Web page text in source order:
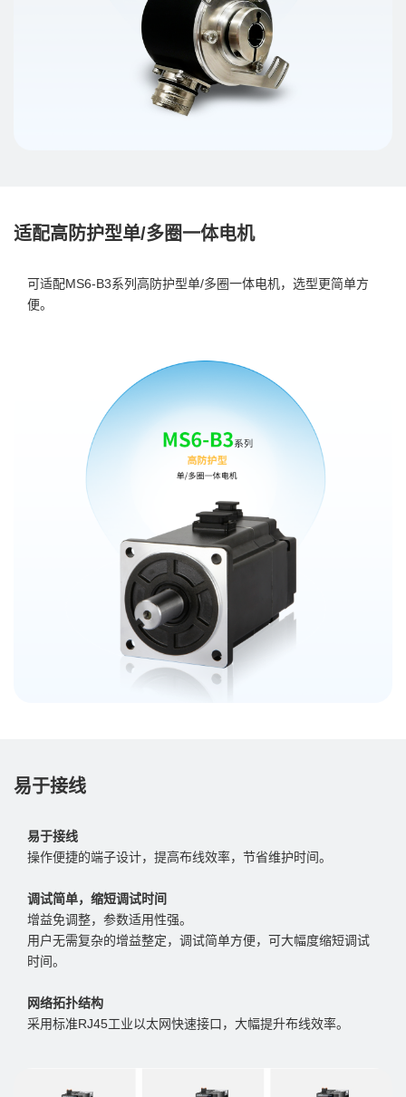
适配高防护型单/多圈一体电机
可适配MS6-B3系列高防护型单/多圈一体电机，选型更简单方
便。
易于接线
易于接线
操作便捷的端子设计，提高布线效率，节省维护时间。
调试简单，缩短调试时间
增益免调整，参数适用性强。
用户无需复杂的增益整定，调试简单方便，可大幅度缩短调试
时间。
网络拓扑结构
采用标准RJ45工业以太网快速接口，大幅提升布线效率。